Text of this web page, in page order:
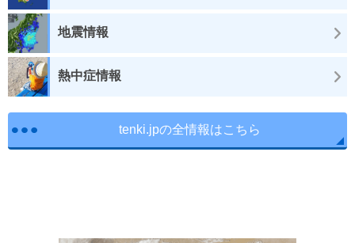
地震情報
熱中症情報
tenki.jpの全情報はこちら